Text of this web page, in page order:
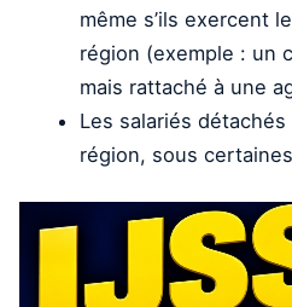
même s’ils exercent
région (exemple : un
mais rattaché à une
Les salariés
région, sous